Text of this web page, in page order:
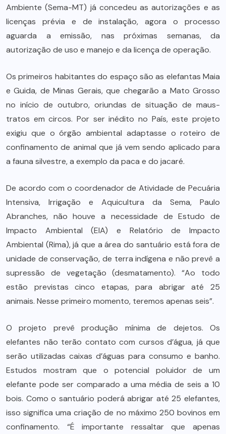
Ambiente (Sema-MT) já concedeu as autorizações e as
licenças prévia e de instalação, agora o processo
aguarda a emissão, nas próximas semanas, da
autorização de uso e manejo e da licença de operação.
Os primeiros habitantes do espaço são as elefantas Maia
e Guida, de Minas Gerais, que chegarão a Mato Grosso
no início de outubro, oriundas de situação de maus-
tratos em circos. Por ser inédito no País, este projeto
exigiu que o órgão ambiental adaptasse o roteiro de
confinamento de animal que já vem sendo aplicado para
a fauna silvestre, a exemplo da paca e do jacaré.
De acordo com o coordenador de Atividade de Pecuária
Intensiva, Irrigação e Aquicultura da Sema, Paulo
Abranches, não houve a necessidade de Estudo de
Impacto Ambiental (EIA) e Relatório de Impacto
Ambiental (Rima), já que a área do santuário está fora de
unidade de conservação, de terra indígena e não prevê a
supressão de vegetação (desmatamento). “Ao todo
estão previstas cinco etapas, para abrigar até 25
animais. Nesse primeiro momento, teremos apenas seis”.
O projeto prevê produção mínima de dejetos. Os
elefantes não terão contato com cursos d’água, já que
serão utilizadas caixas d’águas para consumo e banho.
Estudos mostram que o potencial poluidor de um
elefante pode ser comparado a uma média de seis a 10
bois. Como o santuário poderá abrigar até 25 elefantes,
isso significa uma criação de no máximo 250 bovinos em
confinamento. “É importante ressaltar que apenas